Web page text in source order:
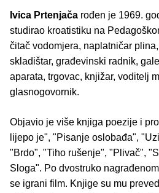
Ivica Prtenjača rođen je 1969.
studirao kroatistiku na
čitač vodomjera, naplatničar
skladištar, građevinski radnik,
aparata, trgovac, knjižar, voditelj
glasnogovornik.
Objavio je više knjiga poezije i
lijepo je", "Pisanje oslobađa",
"Brdo", "Tiho rušenje", "Plivač",
Sloga". Po dvostruko
se igrani film. Knjige su mu